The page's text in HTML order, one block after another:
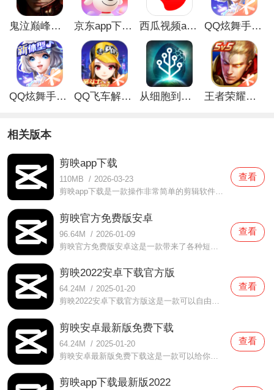
鬼泣巅峰之战最新破解版 京东app下载安装 西瓜视频app安卓版 QQ炫舞手游破解版
QQ炫舞手游解锁版 QQ飞车解锁版无限钻石最新版 从细胞到奇点手游 王者荣耀无限点券解锁版
相关版本
剪映app下载
110MB / 2026-03-23
剪映app下载是一款操作非常简单的剪辑软件，在这款剪映app下载中打造了非常简约的布局设计，各种功能都可以轻松找到，而且非常适合新人使用，完全不会麻烦的，自己一个人就可以轻松完成一个剪辑工作啦，有需要的时候还有教程可以学习，非常贴心的服务，你们都可以放心使用，
查看
剪映官方免费版安卓
96.64M / 2026-01-09
查看
剪映2022安卓下载官方版
64.24M / 2025-01-20
剪映2022安卓下载官方版这是一款可以自由的去进行各种内容的体验，可以在这感受到很多不一样的欢乐的手机剪辑软件，这里有各种作品可以欣赏感受，还可以为你带来最好最快乐的资源互动，这里的资源内容都是非常的有趣的，你不仅可以感受到最好最快乐的内容体验，还可以自由的
查看
剪映安卓最新版免费下载
64.24M / 2025-01-20
剪映安卓最新版免费下载这是一款可以给你带来最好的视频剪辑功能的手机软件，不仅可以感受很好很快乐的内容，还可以自由的去体验到非常好非常丰富的优质资源。这里有各种功能可以让你的短视频剪辑变得更加的好看，还有各种现成的模板内容可以体验感受，这里的资源不仅可以
查看
剪映app下载最新版2022